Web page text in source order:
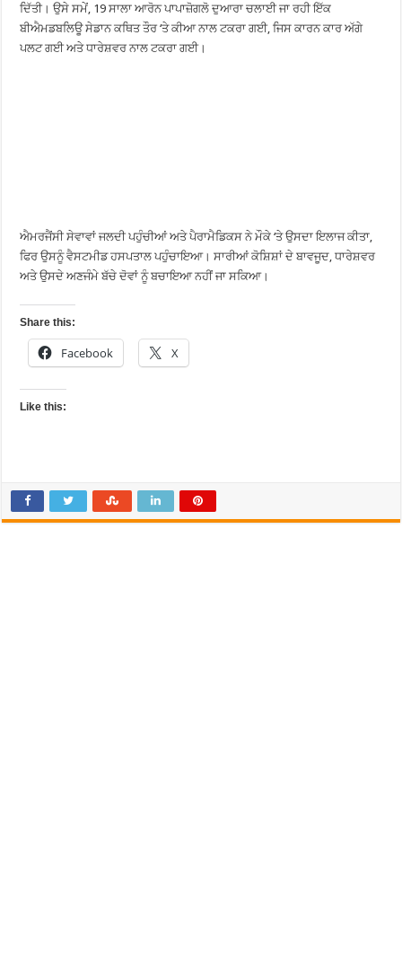
ਦਿੱਤੀ। ਉਸੇ ਸਮੇਂ, 19 ਸਾਲਾ ਆਰੋਨ ਪਾਪਾਜ਼ੋਗਲੋ ਦੁਆਰਾ ਚਲਾਈ ਜਾ ਰਹੀ ਇੱਕ
ਬੀਐਮਡਬਲਿਊ ਸੇਡਾਨ ਕਥਿਤ ਤੌਰ ‘ਤੇ ਕੀਆ ਨਾਲ ਟਕਰਾ ਗਈ, ਜਿਸ ਕਾਰਨ ਕਾਰ ਅੱਗੇ
ਪਲਟ ਗਈ ਅਤੇ ਧਾਰੇਸ਼ਵਰ ਨਾਲ ਟਕਰਾ ਗਈ।
ਐਮਰਜੈਂਸੀ ਸੇਵਾਵਾਂ ਜਲਦੀ ਪਹੁੰਚੀਆਂ ਅਤੇ ਪੈਰਾਮੈਡਿਕਸ ਨੇ ਮੌਕੇ ‘ਤੇ ਉਸਦਾ ਇਲਾਜ ਕੀਤਾ,
ਫਿਰ ਉਸਨੂੰ ਵੈਸਟਮੀਡ ਹਸਪਤਾਲ ਪਹੁੰਚਾਇਆ। ਸਾਰੀਆਂ ਕੋਸ਼ਿਸ਼ਾਂ ਦੇ ਬਾਵਜੂਦ, ਧਾਰੇਸ਼ਵਰ
ਅਤੇ ਉਸਦੇ ਅਣਜੰਮੇ ਬੱਚੇ ਦੋਵਾਂ ਨੂੰ ਬਚਾਇਆ ਨਹੀਂ ਜਾ ਸਕਿਆ।
Share this:
Facebook X
Like this: